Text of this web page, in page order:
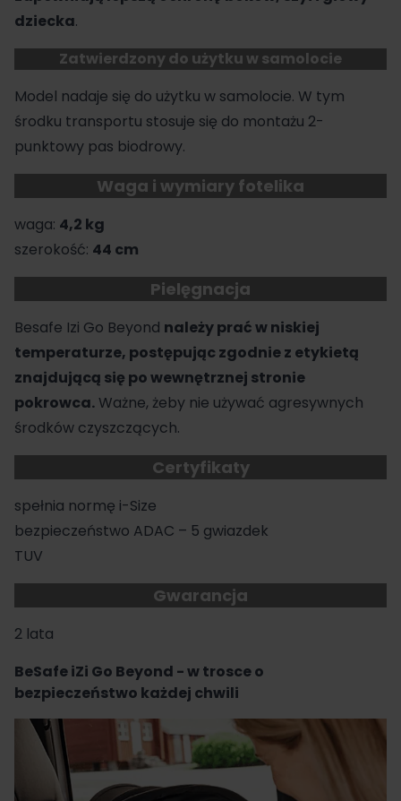
dziecka.
Zatwierdzony do użytku w samolocie
Model nadaje się do użytku w samolocie. W tym
środku transportu stosuje się do montażu 2-
punktowy pas biodrowy.
Waga i wymiary fotelika
waga: 4,2 kg
szerokość: 44 cm
Pielęgnacja
Besafe Izi Go Beyond należy prać w niskiej
temperaturze, postępując zgodnie z etykietą
znajdującą się po wewnętrznej stronie
pokrowca.Ważne, żeby nie używać agresywnych
środków czyszczących.
Certyfikaty
spełnia normę i-Size
bezpieczeństwo ADAC – 5 gwiazdek
TUV
Gwarancja
2 lata
BeSafe iZi Go Beyond - w trosce o
bezpieczeństwo każdej chwili